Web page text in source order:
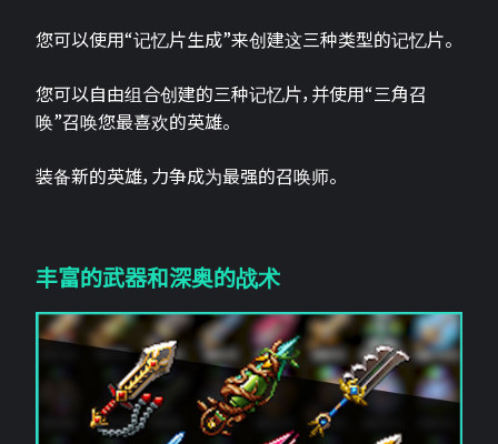
您可以使用“记忆片生成”来创建这三种类型的记忆片。
您可以自由组合创建的三种记忆片，并使用“三角召
唤”召唤您最喜欢的英雄。
装备新的英雄，力争成为最强的召唤师。
丰富的武器和深奥的战术